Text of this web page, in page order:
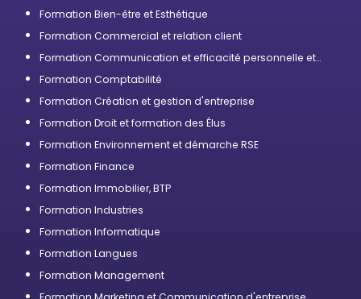
Formation Bien-être et Esthétique
Formation Commercial et relation client
Formation Communication et efficacité personnelle et
Formation Comptabilité
Formation Création et gestion d'entreprise
Formation Droit et formation des Élus
Formation Environnement et démarche RSE
Formation Finance
Formation Immobilier, BTP
Formation Industries
Formation Informatique
Formation Langues
Formation Management